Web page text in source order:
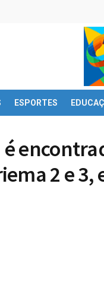
ESPORTES
2 e 3,